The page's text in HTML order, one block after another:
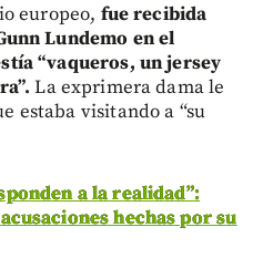
europeo, fue recibida
Lundemo en el
“vaqueros, un jersey
La exprimera dama le
estaba visitando a “su
a la realidad”:
hechas por su